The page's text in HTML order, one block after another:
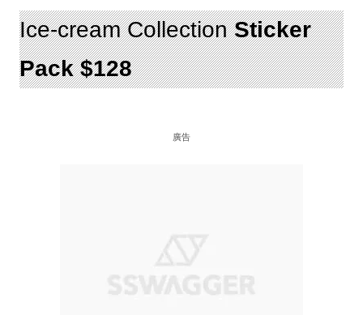
Ice-cream CollectionSticker
Pack $128
廣告